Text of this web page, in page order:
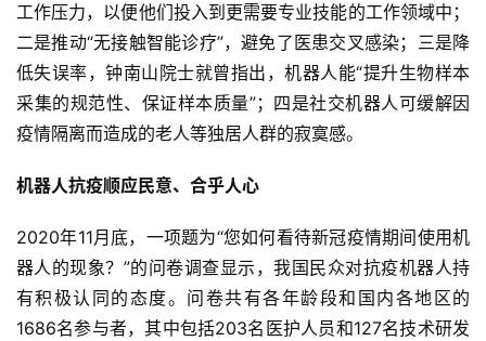
工作压力，以便他们投入到更需要专业技能的工作领域中；
二是推动“无接触智能诊疗”，避免了医患交叉感染；三是降
低失误率，钟南山院士就曾指出，机器人能“提升生物样本
采集的规范性、保证样本质量”；四是社交机器人可缓解因
疫情隔离而造成的老人等独居人群的寂寞感。
机器人抗疫顺应民意、合乎人心
2020年11月底，一项题为“您如何看待新冠疫情期间使用机
器人的现象？”的问卷调查显示，我国民众对抗疫机器人持
有积极认同的态度。问卷共有各年龄段和国内各地区的
1686名参与者，其中包括203名医护人员和127名技术研发